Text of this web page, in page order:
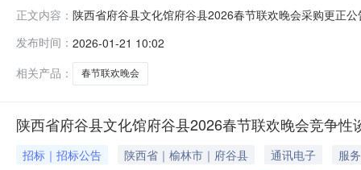
正文内容： 陕西省府谷县文化馆府谷县2026春节联欢晚会采购更正
年01月21日三、其他补充事项线上与线下需同时投标确
发布时间： 2026-01-21 10:02
相关产品：
春节联欢晚会
陕西省府谷县文化馆府谷县2026春节联欢晚会竞争性
招标｜招标公告 陕西省｜榆林市｜府谷县 通讯电子
服务